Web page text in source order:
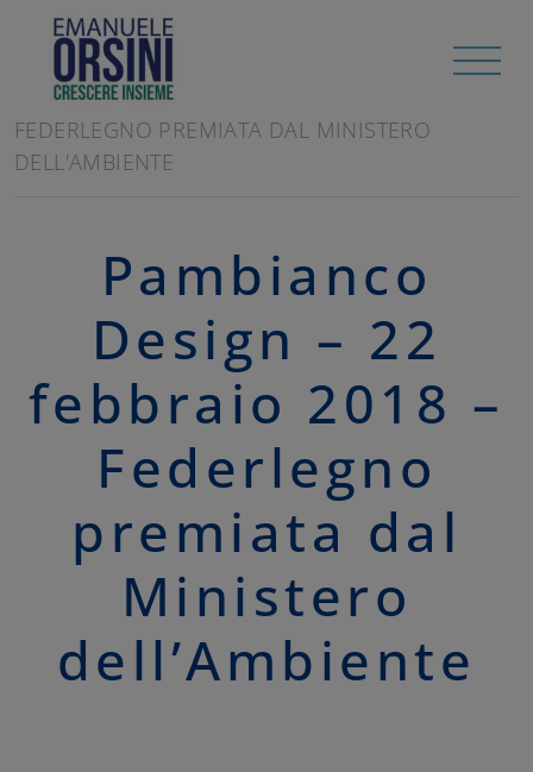
HOME/
RASSEGNA STAMPA
PAMBIANCO DESIGN - 22 FEBBRAIO 2018 -
FEDERLEGNO PREMIATA DAL MINISTERO
DELL'AMBIENTE
Pambianco
Design – 22
febbraio 2018 –
Federlegno
premiata dal
Ministero
dell’Ambiente